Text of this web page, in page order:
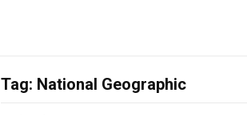
Tag: National Geographic